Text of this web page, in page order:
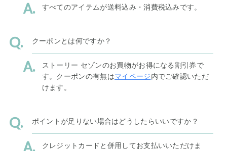
すべてのアイテムが送料込み・消費税込みです。
クーポンとは何ですか？
ストーリー セゾンのお買物がお得になる割引券で
す。クーポンの有無はマイページ内でご確認いただ
けます。
ポイントが足りない場合はどうしたらいいですか？
クレジットカードと併用してお支払いいただけま